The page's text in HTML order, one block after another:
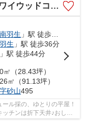
築戸建 全20棟 1号棟
南羽生 」駅 徒歩34分
羽生 」駅 徒歩36分
」駅 徒歩44分
（28.43坪）
㎡（91.13坪）
砂山495
チンは折下天井♪おしゃ